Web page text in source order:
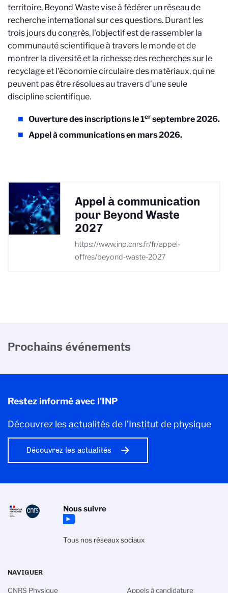
territoire, Beyond Waste vise à fédérer un réseau de
recherche international sur ces questions. Durant les
trois jours du congrès, l'objectif est de rassembler la
communauté scientifique à travers le monde et de
montrer la diversité et la richesse des recherches sur le
recyclage et l'économie circulaire des matériaux, qui ne
peuvent pas être résolues au travers d’une seule
discipline scientifique.
Ouverture des inscriptions le 1er septembre 2026.
Appel à communications en mars 2026.
Appel à communication
pour Beyond Waste
2027
https://www.inp.cnrs.fr/fr/appel-
offres/beyond-waste-2027
Prochains événements
Restez informé avec l'INP
Découvrez les actualités de l’Institut de physique
Découvrez les actualités
Nous suivre
Tous nos réseaux sociaux
NAVIGUER
CNRS Physique Appels à candidature